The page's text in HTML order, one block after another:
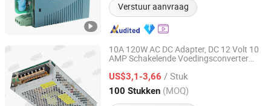
Verstuur aanvraag
10A 120W AC DC Adapter, DC 12 Volt 10
AMP Schakelende Voedingsconverter
3D Printer CCTV Beveiligingssysteem 12V
Voedingsbron
US$3,1-3,66 / Stuk
100 Stukken (MOQ)
Shenzhen Langbo Technology Co., Ltd.
Guangdong, China Sinds 2024